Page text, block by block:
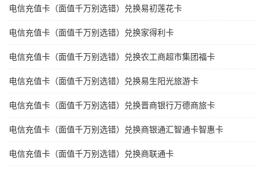
电信充值卡（面值千万别选错）兑换易初莲花卡
电信充值卡（面值千万别选错）兑换家得利卡
电信充值卡（面值千万别选错）兑换农工商超市集团福卡
电信充值卡（面值千万别选错）兑换易生阳光旅游卡
电信充值卡（面值千万别选错）兑换晋商银行万德商旅卡
电信充值卡（面值千万别选错）兑换商银通汇智通卡智惠卡
电信充值卡（面值千万别选错）兑换商联通卡